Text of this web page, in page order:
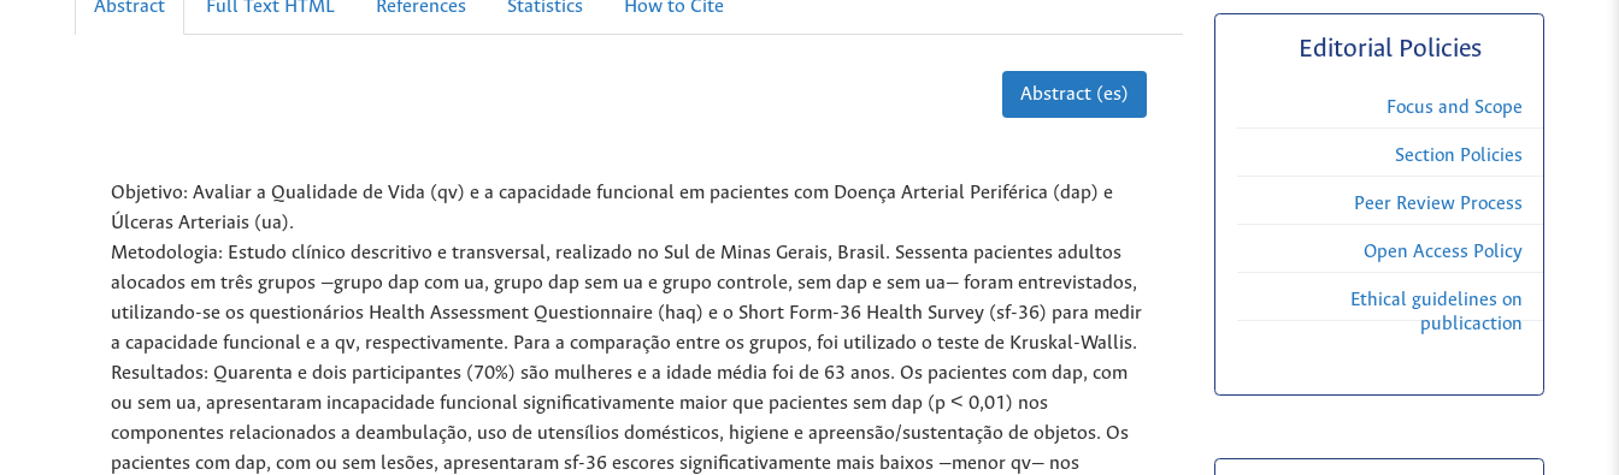
Abstract Full Text HTML References Statistics How to Cite
Abstract (es)
Objetivo: Avaliar a Qualidade de Vida (qv) e a capacidade funcional em pacientes com Doença Arterial Periférica (dap) e
Úlceras Arteriais (ua).
Metodologia: Estudo clínico descritivo e transversal, realizado no Sul de Minas Gerais, Brasil. Sessenta pacientes adultos
alocados em três grupos —grupo dap com ua, grupo dap sem ua e grupo controle, sem dap e sem ua— foram entrevistados,
utilizando-se os questionários Health Assessment Questionnaire (haq) e o Short Form-36 Health Survey (sf-36) para medir
a capacidade funcional e a qv, respectivamente. Para a comparação entre os grupos, foi utilizado o teste de Kruskal-Wallis.
Resultados: Quarenta e dois participantes (70%) são mulheres e a idade média foi de 63 anos. Os pacientes com dap, com
ou sem ua, apresentaram incapacidade funcional significativamente maior que pacientes sem dap (p < 0,01) nos
componentes relacionados a deambulação, uso de utensílios domésticos, higiene e apreensão/sustentação de objetos. Os
pacientes com dap, com ou sem lesões, apresentaram sf-36 escores significativamente mais baixos —menor qv— nos
Editorial Policies
Focus and Scope
Section Policies
Peer Review Process
Open Access Policy
Ethical guidelines on
publicaction